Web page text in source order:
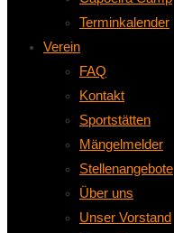
Terminkalender
Verein
FAQ
Kontakt
Sportstätten
Mängelmelder
Stellenangebote
Über uns
Unser Vorstand